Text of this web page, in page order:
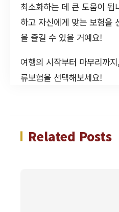
최소화하는 데 큰 도움이
하고 자신에게 맞는 보험을
을 즐길 수 있을 거예요!
여행의 시작부터 마무리까
류보험을 선택해보세요!
Related Posts